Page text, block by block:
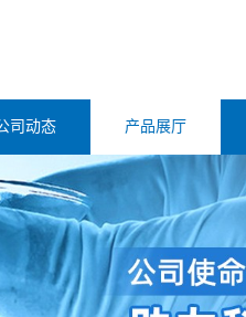
司动态 产品展厅